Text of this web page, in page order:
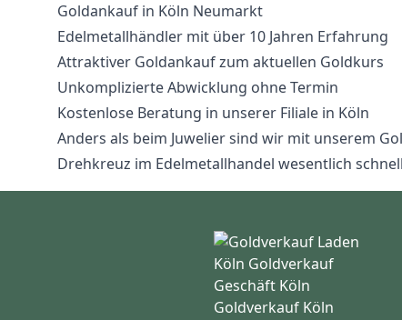
Goldankauf in Köln Neumarkt
Edelmetallhändler mit über 10 Jahren Erfahrung
Attraktiver Goldankauf zum aktuellen Goldkurs
Unkomplizierte Abwicklung ohne Termin
Kostenlose Beratung in unserer Filiale in Köln
Anders als beim Juwelier sind wir mit unserem
Drehkreuz im Edelmetallhandel wesentlich